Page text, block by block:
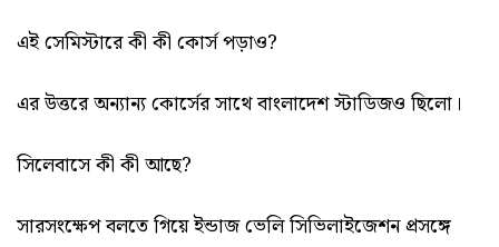
এই সেমিস্টারে কী কী কোর্স পড়াও?
এর উত্তরে অন্যান্য কোর্সের সাথে বাংলাদেশ স্টাডিজও ছিলো।
সিলেবাসে কী কী আছে?
সারসংক্ষেপ বলতে গিয়ে ইন্ডাজ ভেলি সিভিলাইজেশন প্রসঙ্গে